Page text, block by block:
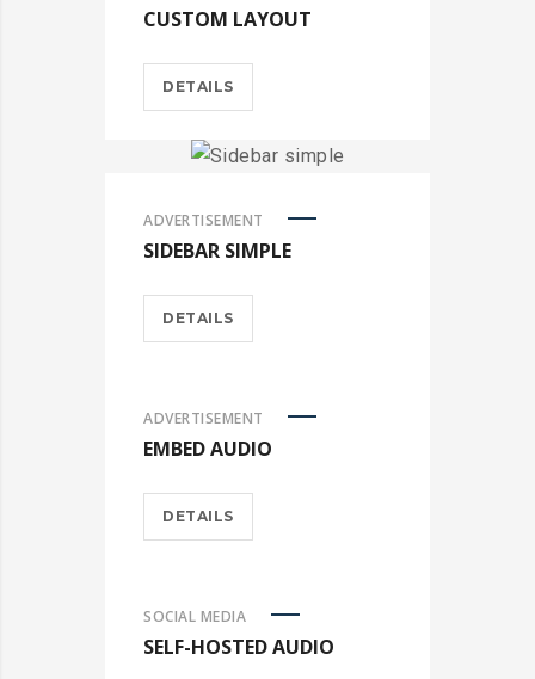
CUSTOM LAYOUT
DETAILS
ADVERTISEMENT
SIDEBAR SIMPLE
DETAILS
ADVERTISEMENT
EMBED AUDIO
DETAILS
SOCIAL MEDIA
SELF-HOSTED AUDIO